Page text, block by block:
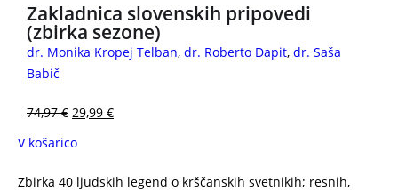
Zakladnica slovenskih pripovedi
(zbirka sezone)
dr. Monika Kropej Telban, dr. Roberto Dapit, dr. Saša
Babič
74,97€ 29,99 €
V košarico
Zbirka 40 ljudskih legend o krščanskih svetnikih; resnih,